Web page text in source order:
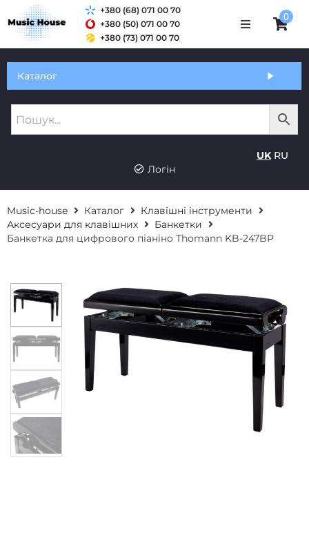
Оплата і доставка
+380 (68) 071 00 70
+380 (50) 071 00 70
+380 (73) 071 00 70
0
Каталог
UK RU
Логін
Music-house Каталог
Клавішні інструменти
Аксесуари для клавішних
Банкетки
Банкетка для цифрового піаніно Thomann KB-247BP